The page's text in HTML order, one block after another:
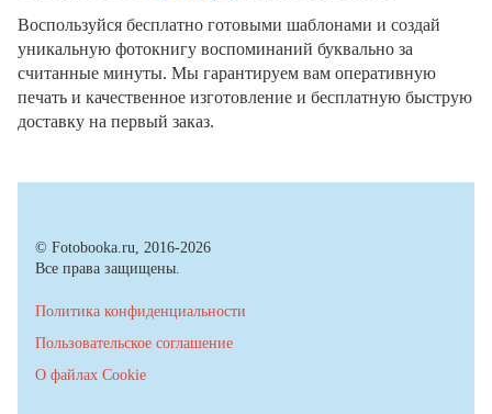
Воспользуйся бесплатно готовыми шаблонами и создай
уникальную фотокнигу воспоминаний буквально за
считанные минуты. Мы гарантируем вам оперативную
печать и качественное изготовление и бесплатную быструю
доставку на первый заказ.
© Fotobooka.ru, 2016-2026
Все права защищены.
Политика конфиденциальности
Пользовательское соглашение
О файлах Cookie